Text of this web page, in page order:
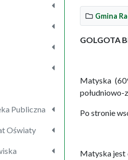
Publiczna
Oświaty
Gmina
GOLGOTA
Matyska
południowo-
Po stronie
Matyska jest